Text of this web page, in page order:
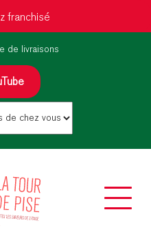
franchisé
de livraisons